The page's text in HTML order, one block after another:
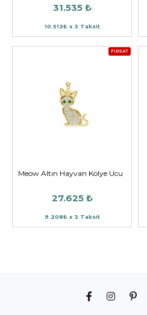
31.535 ₺
10.512₺ x 3 Taksit
FIRSAT
Meow Altın Hayvan Kolye Ucu
27.625 ₺
9.208₺ x 3 Taksit